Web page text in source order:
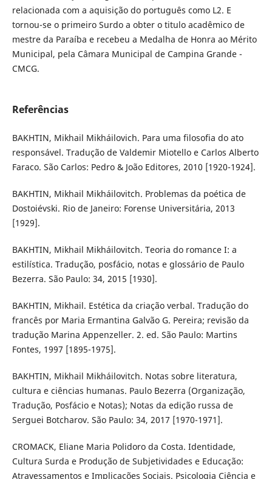
relacionada com a aquisição do português como L2. E
tornou-se o primeiro Surdo a obter o titulo acadêmico de
mestre da Paraíba e recebeu a Medalha de Honra ao Mérito
Municipal, pela Câmara Municipal de Campina Grande -
CMCG.
Referências
BAKHTIN, Mikhail Mikháilovich. Para uma filosofia do ato
responsável. Tradução de Valdemir Miotello e Carlos Alberto
Faraco. São Carlos: Pedro & João Editores, 2010 [1920-1924].
BAKHTIN, Mikhail Mikháilovitch. Problemas da poética de
Dostoiévski. Rio de Janeiro: Forense Universitária, 2013
[1929].
BAKHTIN, Mikhail Mikháilovitch. Teoria do romance I: a
estilística. Tradução, posfácio, notas e glossário de Paulo
Bezerra. São Paulo: 34, 2015 [1930].
BAKHTIN, Mikhail. Estética da criação verbal. Tradução do
francês por Maria Ermantina Galvão G. Pereira; revisão da
tradução Marina Appenzeller. 2. ed. São Paulo: Martins
Fontes, 1997 [1895-1975].
BAKHTIN, Mikhail Mikháilovitch. Notas sobre literatura,
cultura e ciências humanas. Paulo Bezerra (Organização,
Tradução, Posfácio e Notas); Notas da edição russa de
Serguei Botcharov. São Paulo: 34, 2017 [1970-1971].
CROMACK, Eliane Maria Polidoro da Costa. Identidade,
Cultura Surda e Produção de Subjetividades e Educação:
Atravessamentos e Implicações Sociais. Psicologia Ciência e